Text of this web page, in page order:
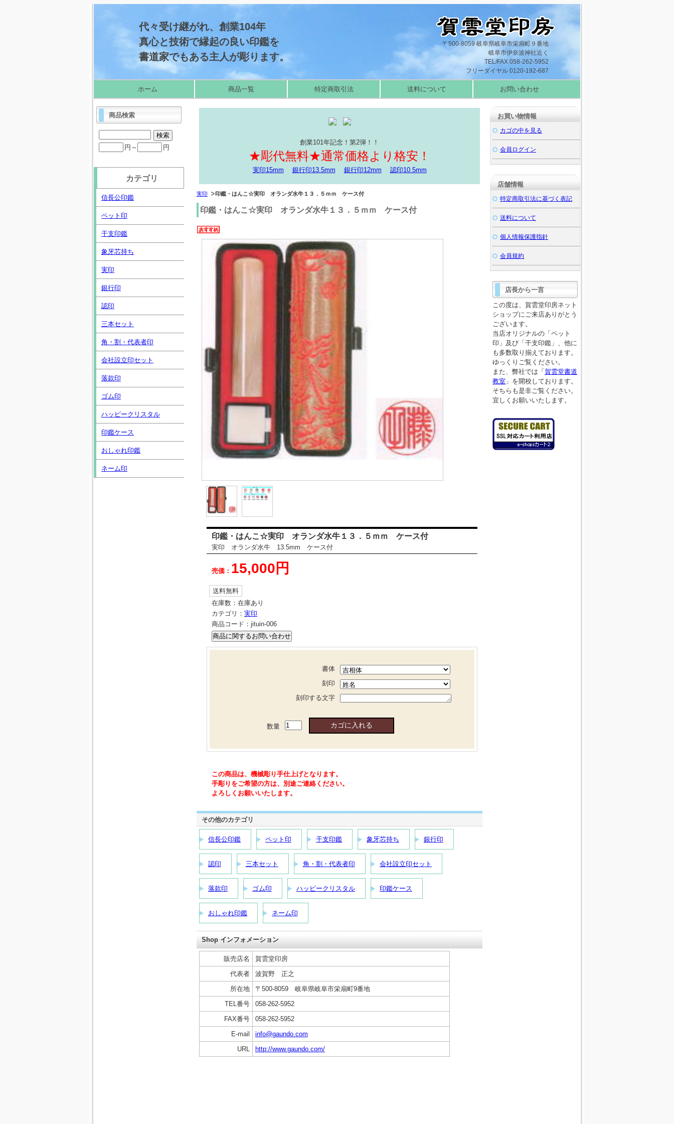
代々受け継がれ、創業104年
真心と技術で縁起の良い印鑑を
書道家でもある主人が彫ります。
〒500-8059 岐阜県岐阜市栄扇町９番地
岐阜市伊奈波神社近く
TEL/FAX 058-262-5952
フリーダイヤル 0120-192-687
ホーム 商品一覧 特定商取引法 送料について お問い合わせ
創業101年記念！第2弾！！
★彫代無料★通常価格より格安！
実印15mm 銀行印13.5mm 銀行印12mm 認印10.5mm
実印 印鑑・はんこ☆実印 オランダ水牛１３．５ｍｍ ケース付
印鑑・はんこ☆実印 オランダ水牛１３．５ｍｍ ケース付
印鑑・はんこ☆実印 オランダ水牛１３．５ｍｍ ケース付
実印 オランダ水牛 13.5mm ケース付
売価： 15,000円
送料無料
在庫数： 在庫あり
カテゴリ： 実印
商品コード： jituin-006
書体
刻印
刻印する文字
数量
この商品は、機械彫り手仕上げとなります。
手彫りをご希望の方は、別途ご連絡ください。
よろしくお願いいたします。
その他のカテゴリ
信長公印鑑 ペット印 干支印鑑 象牙芯持ち 銀行印
認印 三本セット 角・割・代表者印 会社設立印セット
落款印 ゴム印 ハッピークリスタル 印鑑ケース
おしゃれ印鑑 ネーム印
Shop インフォメーション
販売店名
賀雲堂印房
代表者
波賀野 正之
所在地
〒500-8059 岐阜県岐阜市栄扇町9番地
TEL番号
058-262-5952
FAX番号
058-262-5952
E-mail
info@gaundo.com
URL
http://www.gaundo.com/
商品検索
円～ 円
カテゴリ
信長公印鑑
ペット印
干支印鑑
象牙芯持ち
実印
銀行印
認印
三本セット
角・割・代表者印
会社設立印セット
落款印
ゴム印
ハッピークリスタル
印鑑ケース
おしゃれ印鑑
ネーム印
お買い物情報
カゴの中を見る
会員ログイン
店舗情報
特定商取引法に基づく表記
送料について
個人情報保護指針
会員規約
店長から一言
この度は、賀雲堂印房ネット
ショップにご来店ありがとう
ございます。
当店オリジナルの「ペット
印」及び「干支印鑑」、他に
も多数取り揃えております。
ゆっくりご覧ください。
また、弊社では「 賀雲堂書道
教室 」を開校しております。
そちらも是非ご覧ください。
宜しくお願いいたします。